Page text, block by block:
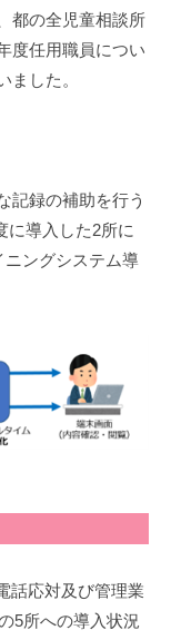
都の全児童相談所
度任用職員につい
ました。
記録の補助を行う
に導入した2所に
ニングシステム導
話応対及び管理業
5所への導入状況